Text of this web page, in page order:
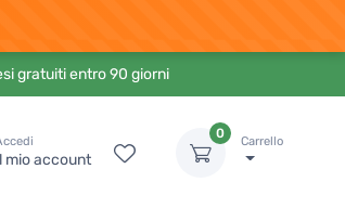
gratuiti entro 90 giorni
mio account
0
Carrello